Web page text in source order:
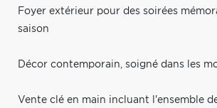
Foyer extérieur pour des soirées
saison
Décor contemporain, soigné dans les
Vente clé en main incluant l'ensemble